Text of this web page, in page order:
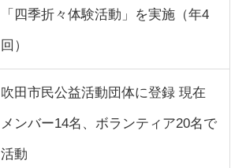
「四季折々体験活動」を実施（年4
回）
吹田市民公益活動団体に登録 現在
メンバー14名、ボランティア20名で
活動